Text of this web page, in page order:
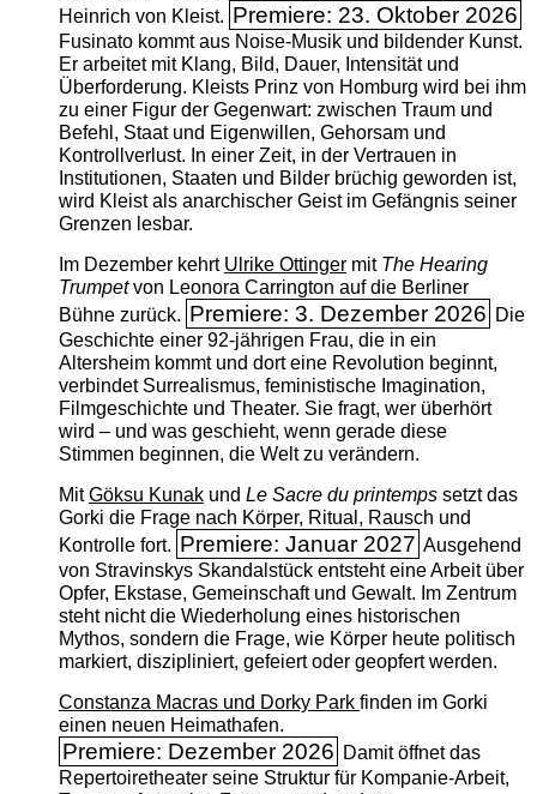
Heinrich von Kleist. Premiere: 23. Oktober 2026
Fusinato kommt aus Noise-Musik und bildender Kunst.
Er arbeitet mit Klang, Bild, Dauer, Intensität und
Überforderung. Kleists Prinz von Homburg wird bei ihm
zu einer Figur der Gegenwart: zwischen Traum und
Befehl, Staat und Eigenwillen, Gehorsam und
Kontrollverlust. In einer Zeit, in der Vertrauen in
Institutionen, Staaten und Bilder brüchig geworden ist,
wird Kleist als anarchischer Geist im Gefängnis seiner
Grenzen lesbar.
Im Dezember kehrt Ulrike Ottingermit The ­Hearing
Trumpetvon Leonora Carrington auf die Berliner
Bühne zurück. Premiere: 3. Dezember 2026 Die
Geschichte einer 92-jährigen Frau, die in ein
Altersheim kommt und dort eine Revolution beginnt,
verbindet Surrealismus, feministische Imagination,
Filmgeschichte und Theater. Sie fragt, wer überhört
wird – und was geschieht, wenn gerade diese
Stimmen beginnen, die Welt zu verändern.
MitGöksu Kunakund Le Sacre du printempssetzt das
Gorki die Frage nach Körper, Ritual, Rausch und
Kontrolle fort. Premiere: Januar 2027 Ausgehend
von Stravinskys Skandalstück entsteht eine Arbeit über
Opfer, Ekstase, Gemeinschaft und Gewalt. Im Zentrum
steht nicht die Wiederholung eines historischen
Mythos, sondern die Frage, wie Körper heute politisch
markiert, diszipliniert, gefeiert oder geopfert werden.
Constanza Macras und Dorky Park finden im Gorki
einen neuen Heimathafen.
Premiere: Dezember 2026 Damit öffnet das
Repertoiretheater seine Struktur für Kompanie-Arbeit,